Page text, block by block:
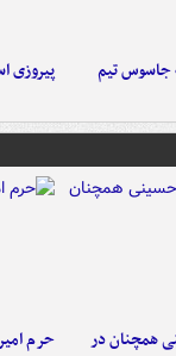
جاسوس تیم پیروزی
همچنان در
حرم